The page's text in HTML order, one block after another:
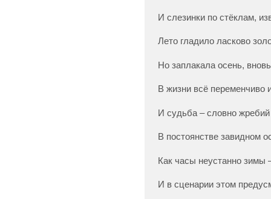
И слезинки по стёклам,
Лето гладило ласково
Но заплакала осень,
В жизни всё переменчиво
И судьба – словно
В постоянстве завидном
Как часы неустанно
И в сценарии этом